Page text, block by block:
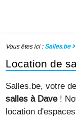
Vous êtes ici : Salles.be
Location de
Salles.be, votre
salles à Dave!
location